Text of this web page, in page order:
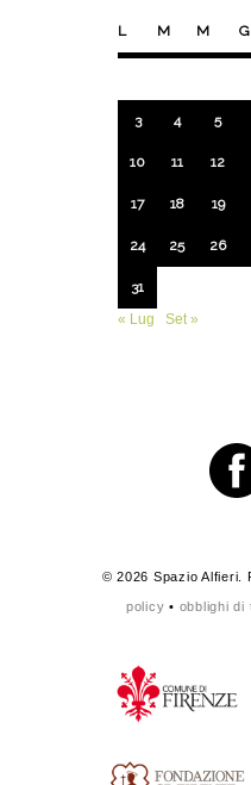
L M M G
3 4 5
10 11 12
17 18 19
24 25 26
31
« Lug
Set »
© 2026 Spazio Alfieri.
policy • obblighi di